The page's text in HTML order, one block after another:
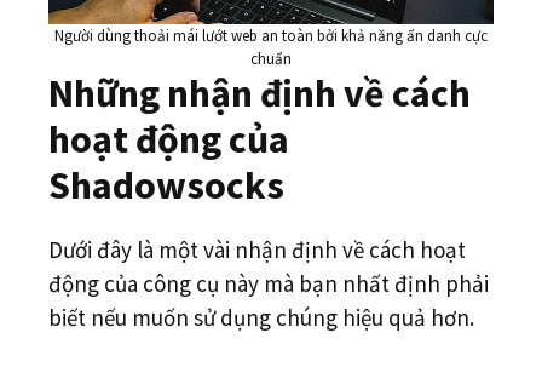
Người dùng thoải mái lướt web an toàn bởi khả năng ẩn danh cực
chuẩn
Những nhận định về cách
hoạt động của
Shadowsocks
Dưới đây là một vài nhận định về cách hoạt
động của công cụ này mà bạn nhất định phải
biết nếu muốn sử dụng chúng hiệu quả hơn.